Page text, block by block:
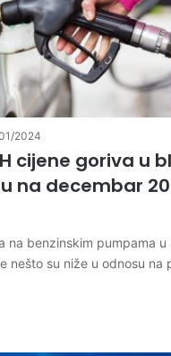
2024
cijene goriva u
na decembar
na benzinskim pumpama u
nešto su niže u odnosu na